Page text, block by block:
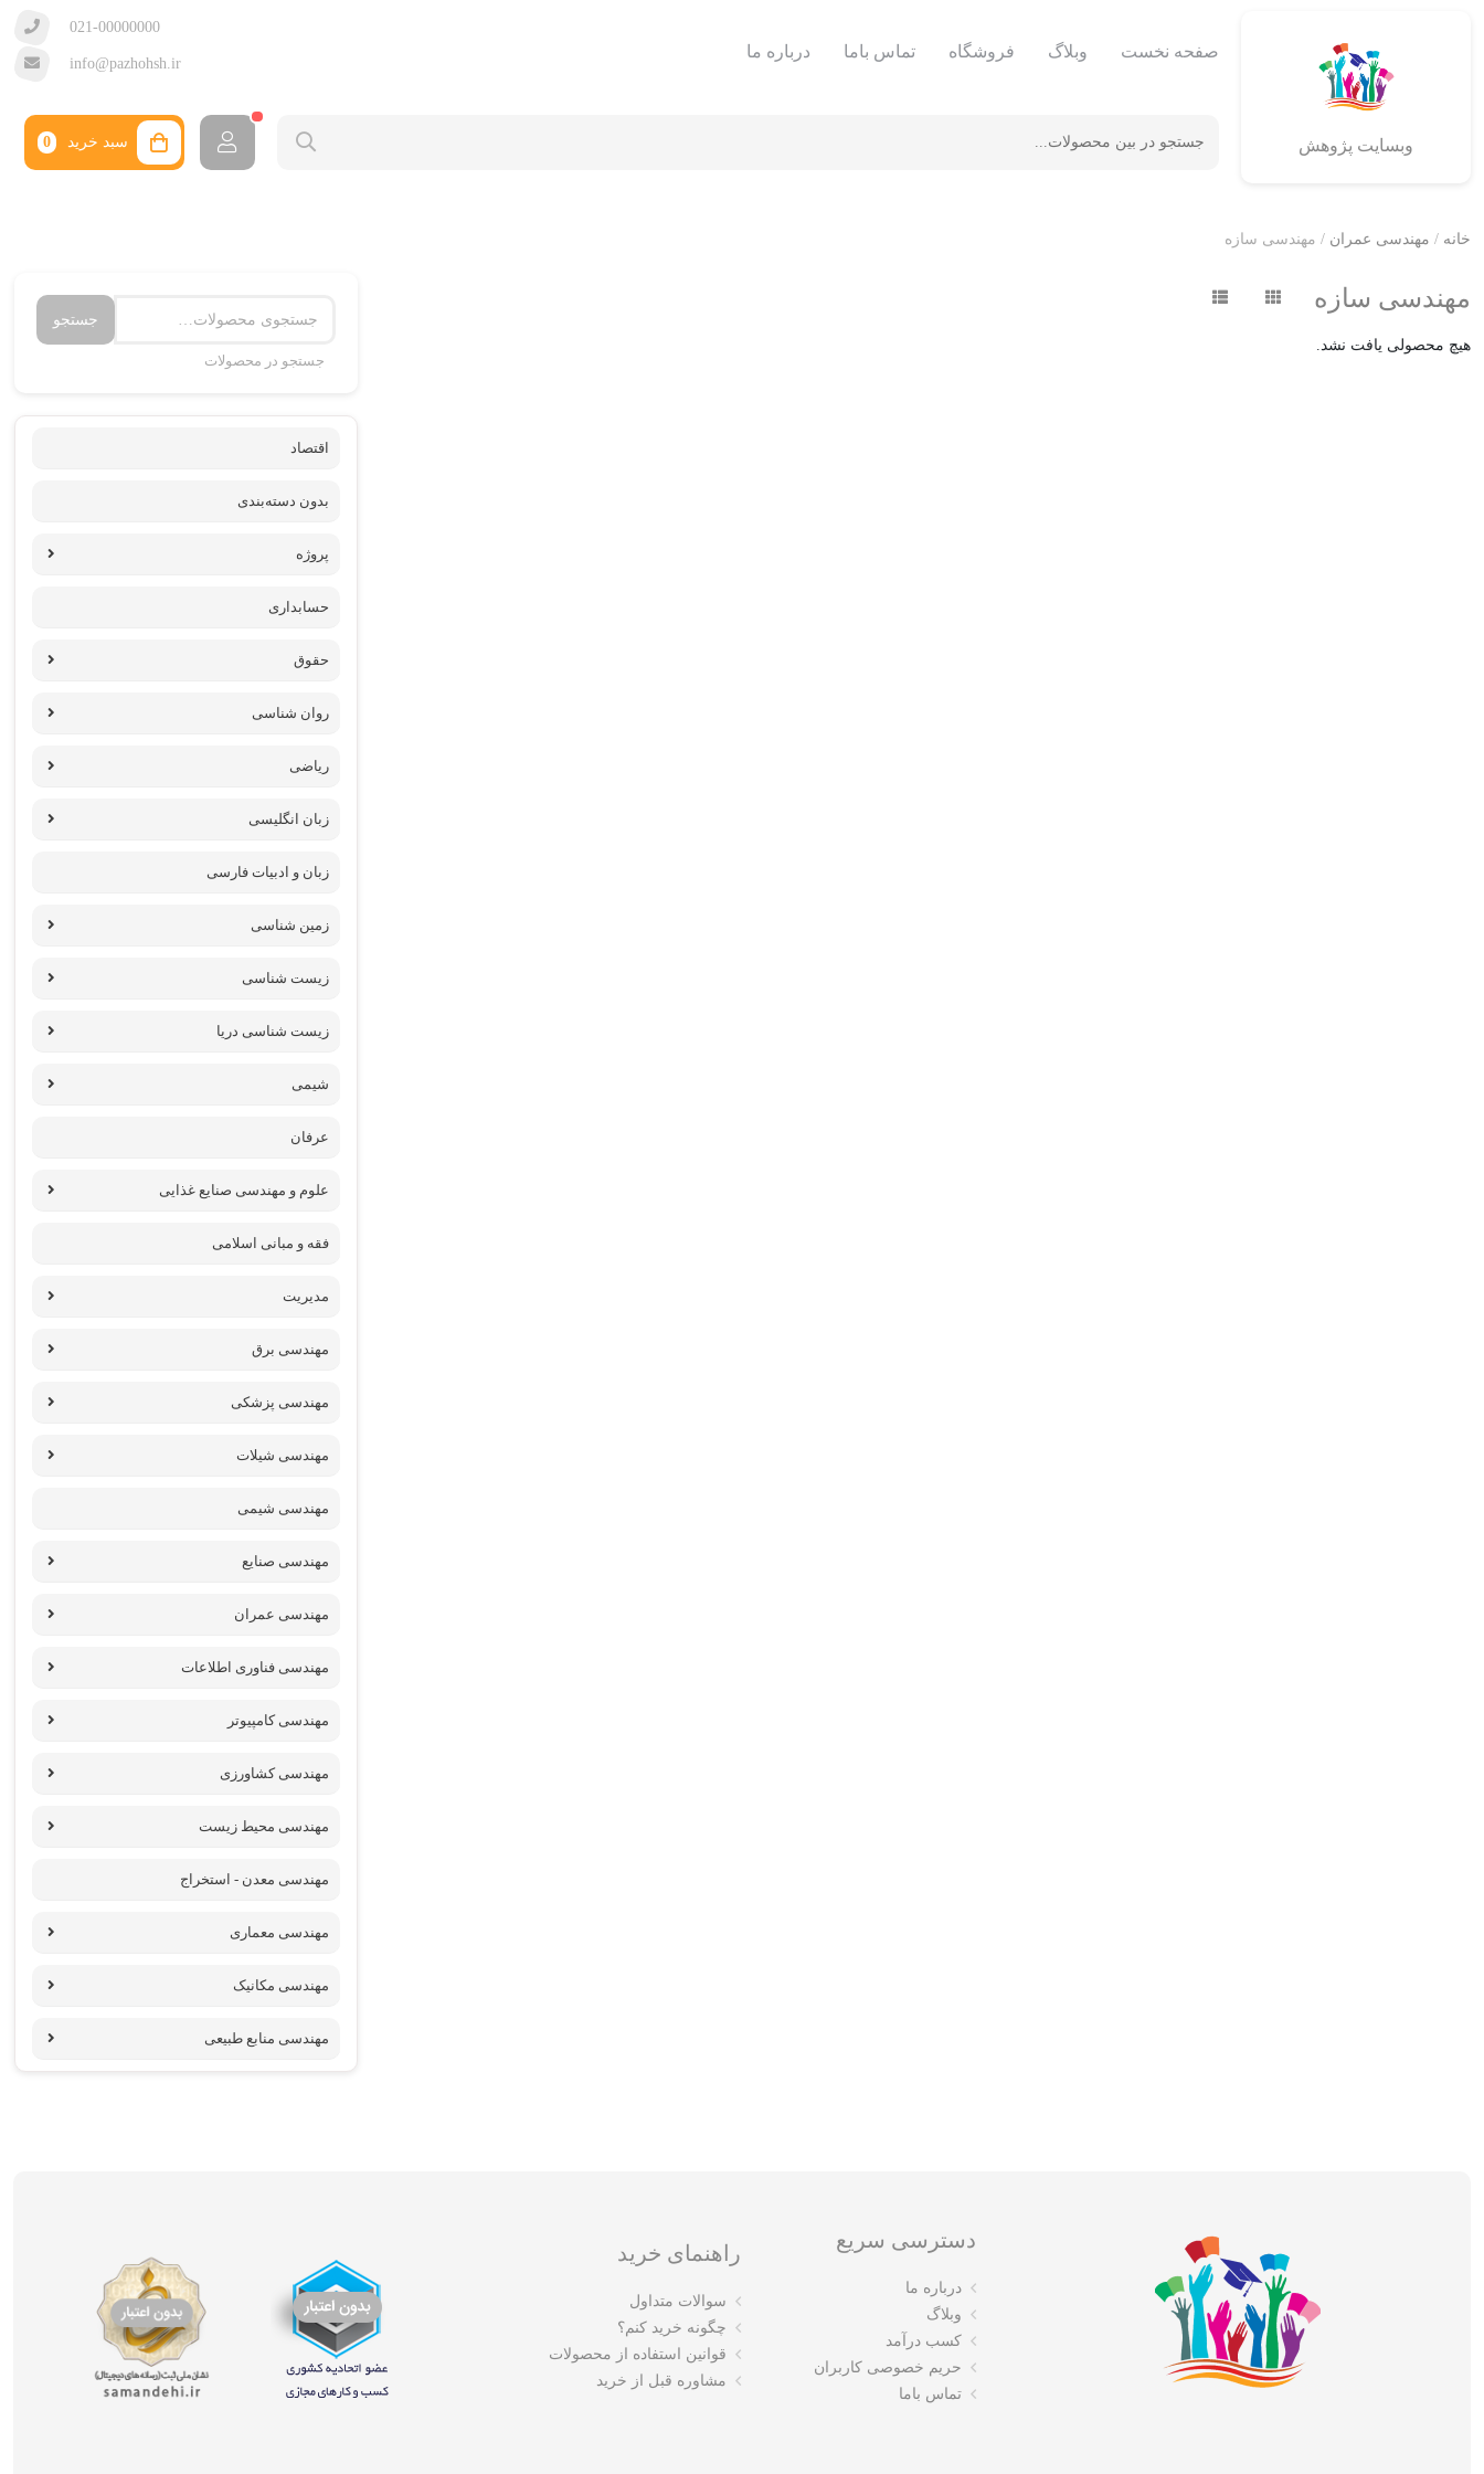
وبسایت پژوهش
صفحه نخست وبلاگ فروشگاه تماس باما درباره ما
021-00000000
info@pazhohsh.ir
سبد خرید 0
خانه / مهندسی عمران / مهندسی سازه
مهندسی سازه
هیچ محصولی یافت نشد.
جستجو
جستجو در محصولات
اقتصاد
بدون دسته‌بندی
پروژه‌
حسابداری
حقوق
روان شناسی
ریاضی
زبان انگلیسی
زبان و ادبیات فارسی
زمین شناسی
زیست شناسی
زیست شناسی دریا
شیمی
عرفان
علوم و مهندسی صنایع غذایی
فقه و مبانی اسلامی
مدیریت
مهندسی برق
مهندسی پزشکی
مهندسی شیلات
مهندسی شیمی
مهندسی صنایع
مهندسی عمران
مهندسی فناوری اطلاعات
مهندسی کامپیوتر
مهندسی کشاورزی
مهندسی محیط زیست
مهندسی معدن - استخراج
مهندسی معماری
مهندسی مکانیک
مهندسی منابع طبیعی
دسترسی سریع
درباره ما
وبلاگ
کسب درآمد
حریم خصوصی کاربران
تماس باما
راهنمای خرید
سوالات متداول
چگونه خرید کنم؟
قوانین استفاده از محصولات
مشاوره قبل از خرید